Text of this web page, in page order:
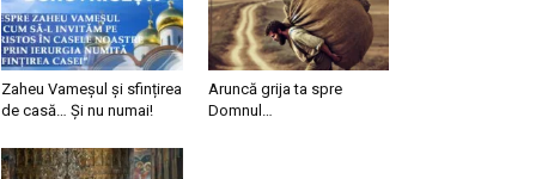
Zaheu Vameșul și sfințirea
de casă… Și nu numai!
Aruncă grija ta spre
Domnul…